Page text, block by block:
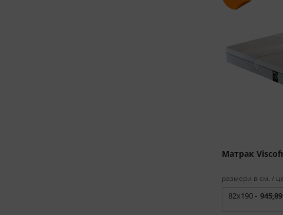
Матрак
размери в см. /
82x190 -